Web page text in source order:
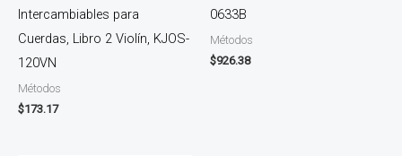
Intercambiables para
Cuerdas, Libro 2 Violín, KJOS-
120VN
Métodos
$173.17
0633B
Métodos
$926.38